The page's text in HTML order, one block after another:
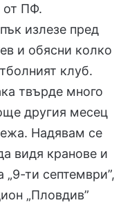
от ПФ.
излезе пред
и обясни колко
клуб.
твърде много
другия месец
Надявам се
видя кранове и
ти септември”,
„Пловдив”